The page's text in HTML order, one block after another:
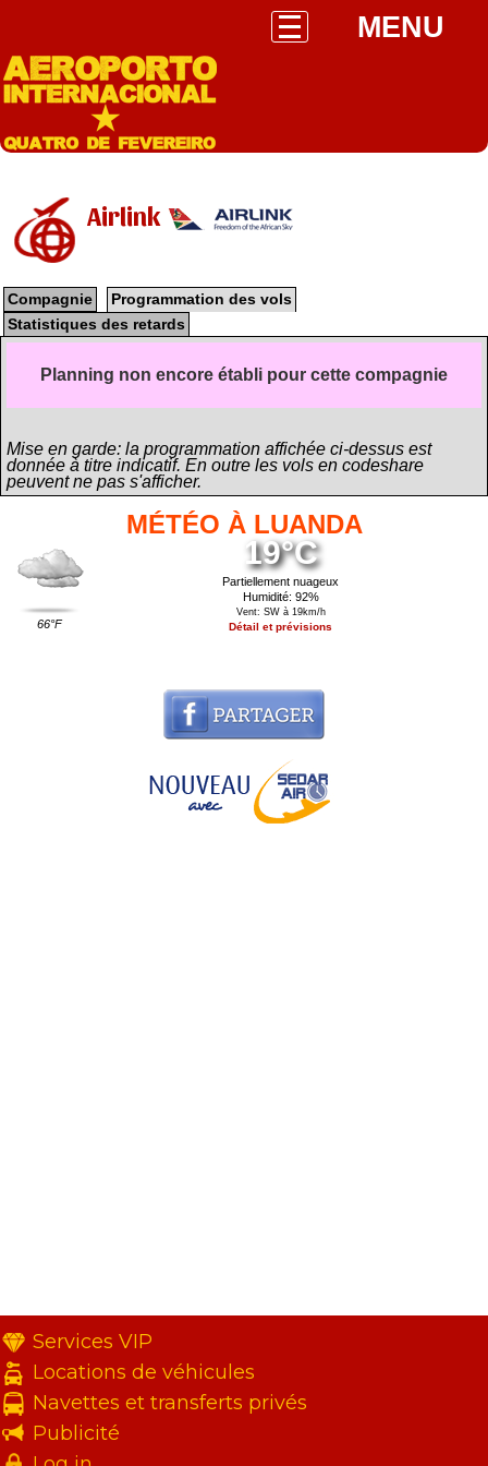
MENU
Airlink
Compagnie
Programmation des vols
Statistiques des retards
Planning non encore établi pour cette compagnie
Mise en garde: la programmation affichée ci-dessus est
donnée à titre indicatif. En outre les vols en codeshare
peuvent ne pas s'afficher.
MÉTÉO À LUANDA
66°F
19°C
Partiellement nuageux
Humidité: 92%
Vent: SW à 19km/h
Détail et prévisions
Services VIP
Locations de véhicules
Navettes et transferts privés
Publicité